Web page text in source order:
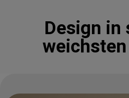
Design in